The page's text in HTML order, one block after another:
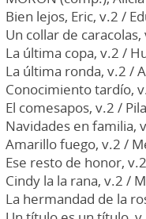
Bien lejos, Eric, v.2 /
Un collar de
La última copa, v.2 /
La última ronda, v.2 /
Conocimiento tardío,
El comesapos, v.2 /
Navidades en familia,
Amarillo fuego, v.2 /
Ese resto de honor,
Cindy la la rana, v.2 /
La hermandad de la